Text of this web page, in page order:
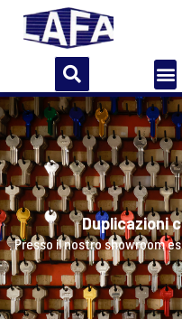
Home Azienda
Contatti
Duplicazioni
Presso il nostro showroom